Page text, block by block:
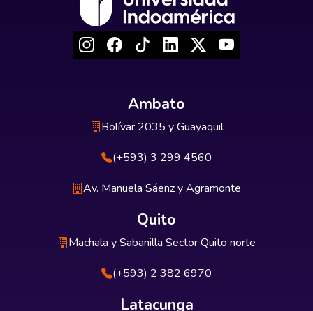
Ambato
Bolívar 2035 y Guayaquil
(+593) 3 299 4560
Av. Manuela Sáenz y Agramonte
Quito
Machala y Sabanilla Sector Quito norte
(+593) 2 382 6970
Latacunga